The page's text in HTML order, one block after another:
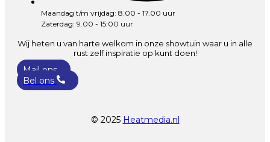
Maandag t/m vrijdag: 8.00 - 17.00 uur
Zaterdag: 9.00 - 15:00 uur
Wij heten u van harte welkom in onze showtuin waar u in alle
rust zelf inspiratie op kunt doen!
Mail ons
Bel ons
© 2025 Heatmedia.nl